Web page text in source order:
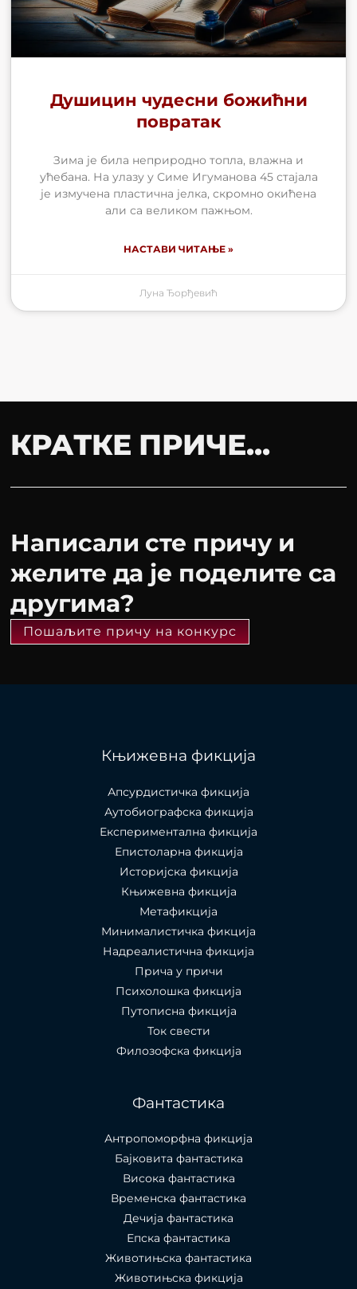
Душицин чудесни божићни
повратак
Зима је била неприродно топла, влажна и
ућебана. На улазу у Симе Игуманова 45 стајала
је измучена пластична јелка, скромно окићена
али са великом пажњом.
НАСТАВИ ЧИТАЊЕ »
Луна Ђорђевић
КРАТКЕ ПРИЧЕ...
Написали сте причу и
желите да је поделите са
другима?
Пошаљите причу на конкурс
Књижевна фикција
Апсурдистичка фикција
Аутобиографска фикција
Експериментална фикција
Епистоларна фикција
Историјска фикција
Књижевна фикција
Метафикција
Минималистичка фикција
Надреалистична фикција
Прича у причи
Психолошкa фикција
Путописна фикција
Ток свести
Филозофска фикција
Фантастика
Антропоморфна фикција
Бајковита фантастика
Висока фантастика
Временска фантастика
Дечија фантастика
Епска фантастика
Животињска фантастика
Животињска фикција